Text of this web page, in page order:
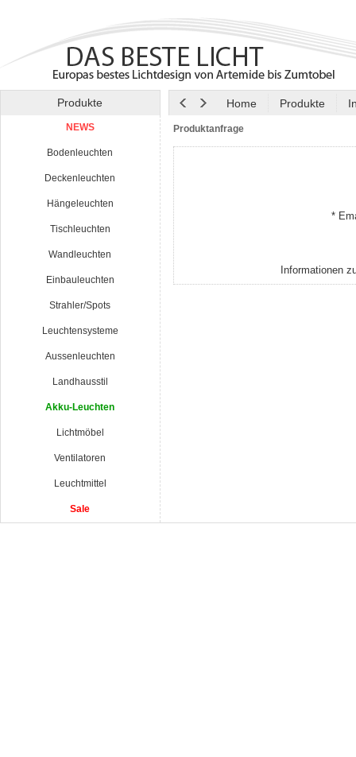
Produkte Home Produkte
NEWS
Bodenleuchten
Deckenleuchten
Hängeleuchten
Tischleuchten
Wandleuchten
Einbauleuchten
Strahler/Spots
Leuchtensysteme
Aussenleuchten
Landhausstil
Akku-Leuchten
Lichtmöbel
Ventilatoren
Leuchtmittel
Sale
Produktanfrage
*
Informationen